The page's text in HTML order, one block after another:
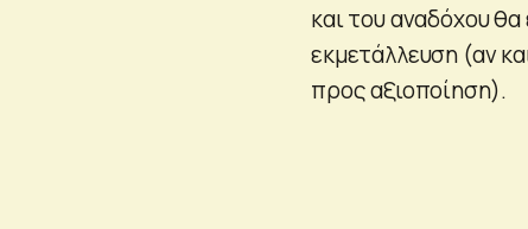
και του αναδόχου θα
εκμετάλλευση (αν
προς αξιοποίηση).